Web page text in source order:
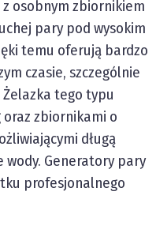
osobnym zbiornikiem
pary pod wysokim
temu oferują bardzo
czasie, szczególnie
Żelazka tego typu
oraz zbiornikami o
długą
wody. Generatory pary
profesjonalnego